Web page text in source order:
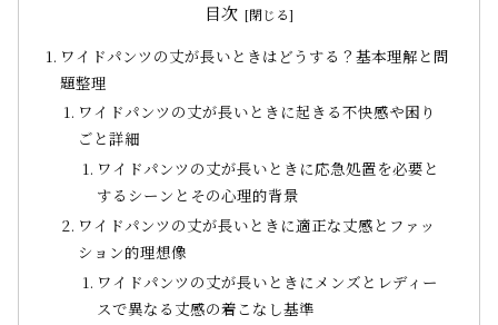
目次
ワイドパンツの丈が長いときはどうする？基本理解と問
題整理
ワイドパンツの丈が長いときに起きる不快感や困り
ごと詳細
ワイドパンツの丈が長いときに応急処置を必要と
するシーンとその心理的背景
ワイドパンツの丈が長いときに適正な丈感とファッ
ション的理想像
ワイドパンツの丈が長いときにメンズとレディー
スで異なる丈感の着こなし基準